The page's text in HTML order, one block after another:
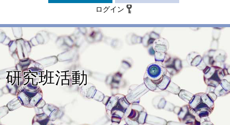
ログイン
研究班活動